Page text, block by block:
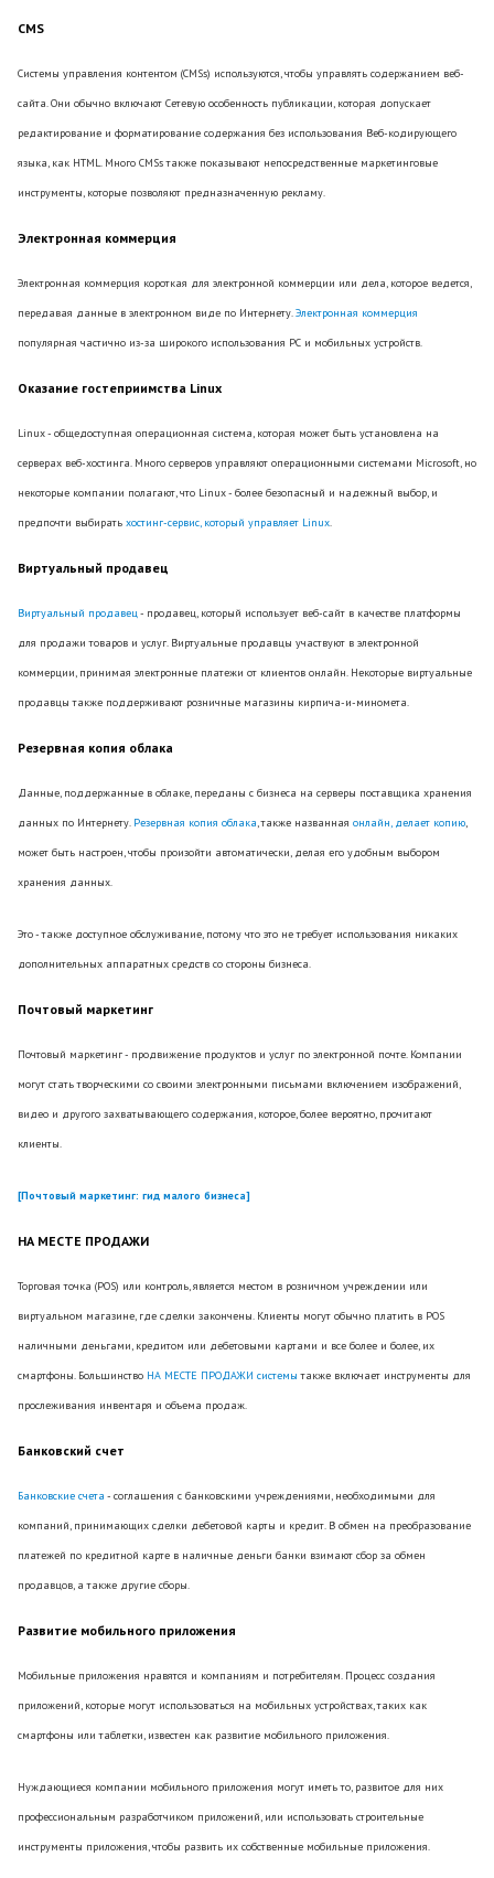
CMS
Системы управления контентом (CMSs) используются, чтобы управлять содержанием веб-
сайта. Они обычно включают Сетевую особенность публикации, которая допускает
редактирование и форматирование содержания без использования Веб-кодирующего
языка, как HTML. Много CMSs также показывают непосредственные маркетинговые
инструменты, которые позволяют предназначенную рекламу.
Электронная коммерция
Электронная коммерция короткая для электронной коммерции или дела, которое ведется,
передавая данные в электронном виде по Интернету.Электронная коммерция
популярная частично из-за широкого использования PC и мобильных устройств.
Оказание гостеприимства Linux
Linux - общедоступная операционная система, которая может быть установлена на
серверах веб-хостинга. Много серверов управляют операционными системами Microsoft, но
некоторые компании полагают, что Linux - более безопасный и надежный выбор, и
предпочти выбирать хостинг-сервис, который управляет Linux.
Виртуальный продавец
Виртуальный продавец- продавец, который использует веб-сайт в качестве платформы
для продажи товаров и услуг. Виртуальные продавцы участвуют в электронной
коммерции, принимая электронные платежи от клиентов онлайн. Некоторые виртуальные
продавцы также поддерживают розничные магазины кирпича-и-миномета.
Резервная копия облака
Данные, поддержанные в облаке, переданы с бизнеса на серверы поставщика хранения
данных по Интернету. Резервная копия облака, также названная онлайн, делает копию,
может быть настроен, чтобы произойти автоматически, делая его удобным выбором
хранения данных.
Это - также доступное обслуживание, потому что это не требует использования никаких
дополнительных аппаратных средств со стороны бизнеса.
Почтовый маркетинг
Почтовый маркетинг - продвижение продуктов и услуг по электронной почте. Компании
могут стать творческими со своими электронными письмами включением изображений,
видео и другого захватывающего содержания, которое, более вероятно, прочитают
клиенты.
[Почтовый маркетинг: гид малого бизнеса]
НА МЕСТЕ ПРОДАЖИ
Торговая точка (POS) или контроль, является местом в розничном учреждении или
виртуальном магазине, где сделки закончены. Клиенты могут обычно платить в POS
наличными деньгами, кредитом или дебетовыми картами и все более и более, их
смартфоны. Большинство НА МЕСТЕ ПРОДАЖИ системы также включает инструменты для
прослеживания инвентаря и объема продаж.
Банковский счет
Банковские счета - соглашения с банковскими учреждениями, необходимыми для
компаний, принимающих сделки дебетовой карты и кредит. В обмен на преобразование
платежей по кредитной карте в наличные деньги банки взимают сбор за обмен
продавцов, а также другие сборы.
Развитие мобильного приложения
Мобильные приложения нравятся и компаниям и потребителям. Процесс создания
приложений, которые могут использоваться на мобильных устройствах, таких как
смартфоны или таблетки, известен как развитие мобильного приложения.
Нуждающиеся компании мобильного приложения могут иметь то, развитое для них
профессиональным разработчиком приложений, или использовать строительные
инструменты приложения, чтобы развить их собственные мобильные приложения.